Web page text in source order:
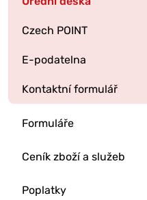
Czech POINT
E-podatelna
Kontaktní formulář
Formuláře
Ceník zboží a služeb
Poplatky